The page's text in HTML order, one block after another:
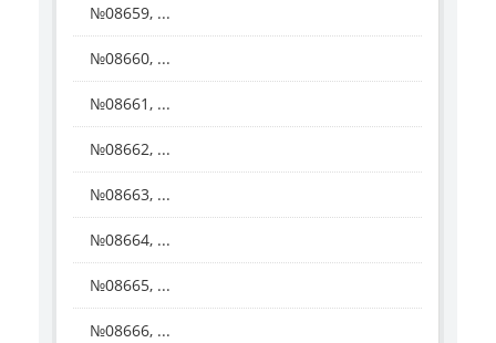
№08659, ...
№08660, ...
№08661, ...
№08662, ...
№08663, ...
№08664, ...
№08665, ...
№08666, ...